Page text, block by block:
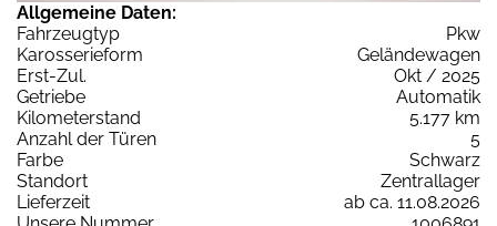
Allgemeine Daten:
Fahrzeugtyp
Pkw
Karosserieform
Geländewagen
Erst-Zul.
Okt / 2025
Getriebe
Automatik
Kilometerstand
5.177 km
Anzahl der Türen
5
Farbe
Schwarz
Standort
Zentrallager
Lieferzeit
ab ca. 11.08.2026